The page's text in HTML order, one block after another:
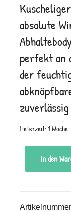
absolute
perfekt an
der
Lieferzeit:1 Woche
In den